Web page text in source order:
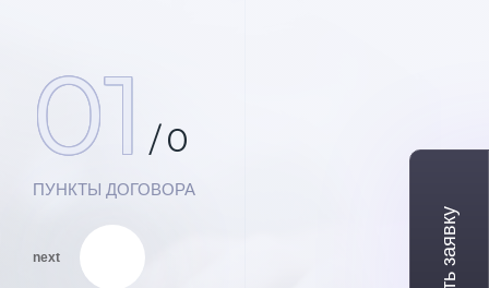
01 /0
ПУНКТЫ ДОГОВОРА
next